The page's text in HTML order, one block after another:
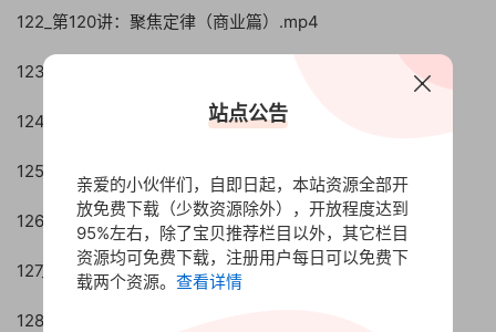
122_第120讲：聚焦定律（商业篇）.mp4
123_第121讲：聚焦定律（职场篇）.mp4
124_第122讲：排他定律（商业篇）.mp4
125_第123讲：排他定律（生活篇）.mp4
126_第124讲：阶梯定律（商业篇）.mp4
127_第125讲：阶梯定律（职场篇）.mp4
128_第126讲：二元定律（商业篇）.mp4
站点公告
亲爱的小伙伴们，自即日起，本站资源全部开
放免费下载（少数资源除外），开放程度达到
95%左右，除了宝贝推荐栏目以外，其它栏目
资源均可免费下载，注册用户每日可以免费下
载两个资源。 查看详情